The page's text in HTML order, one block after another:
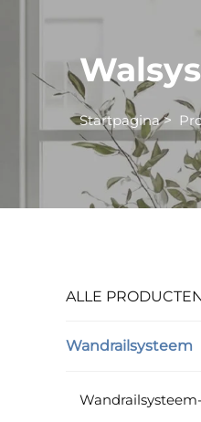
Startpagina>
ALLE
Wandrailsysteem